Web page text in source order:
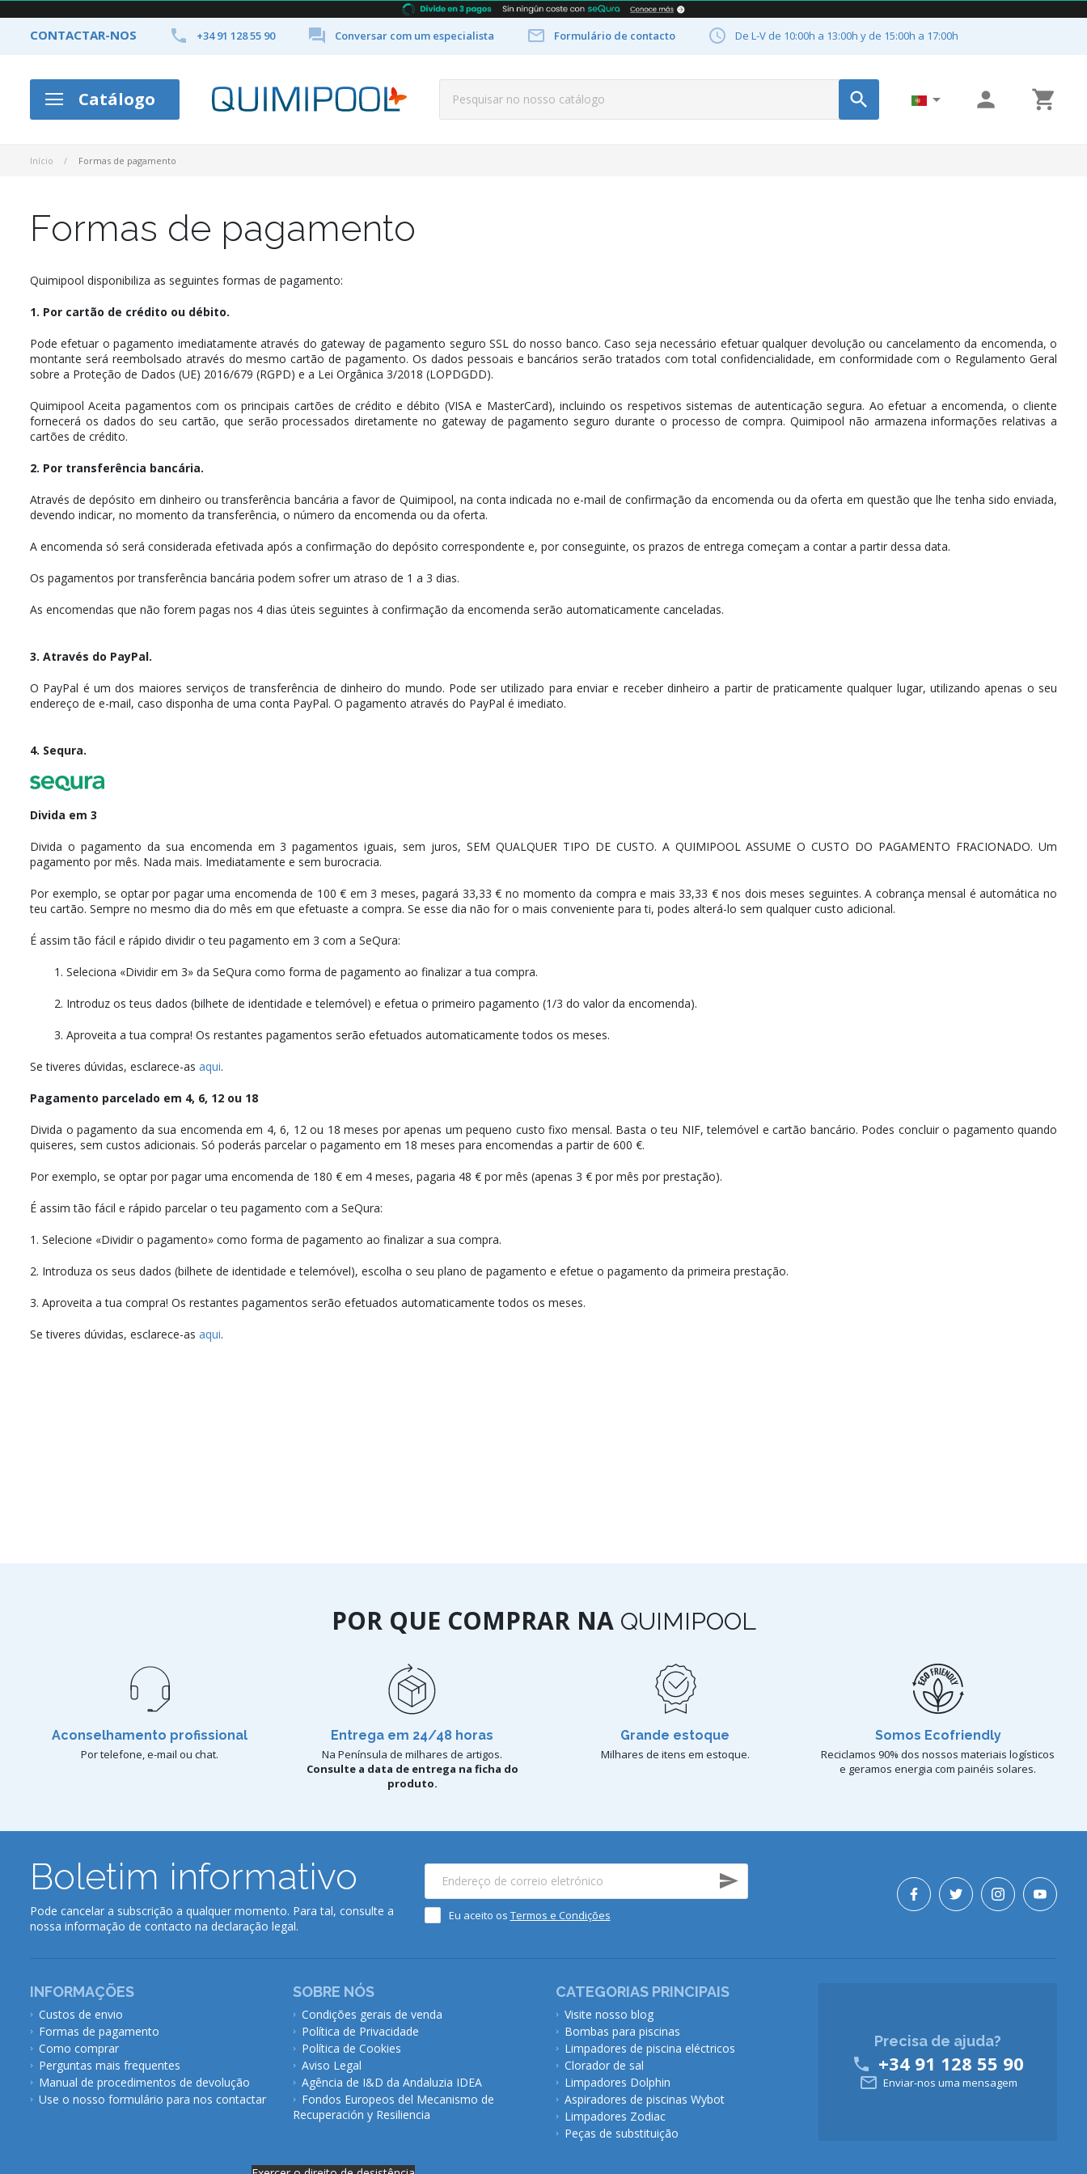
CONTACTAR-NOS  +34 91 128 55 90  Conversar com um especialista  Formulário de contacto  De L-V de 10:00h a 13:00h y de 15:00h a 17:00h
Catálogo    
Início Formas de pagamento
Formas de pagamento
Quimipool disponibiliza as seguintes formas de pagamento:
1. Por cartão de crédito ou débito.
Pode efetuar o pagamento imediatamente através do gateway de pagamento seguro SSL do nosso banco. Caso seja necessário efetuar qualquer devolução ou cancelamento da encomenda, o
montante será reembolsado através do mesmo cartão de pagamento. Os dados pessoais e bancários serão tratados com total confidencialidade, em conformidade com o Regulamento Geral
sobre a Proteção de Dados (UE) 2016/679 (RGPD) e a Lei Orgânica 3/2018 (LOPDGDD).
Quimipool Aceita pagamentos com os principais cartões de crédito e débito (VISA e MasterCard), incluindo os respetivos sistemas de autenticação segura. Ao efetuar a encomenda, o cliente
fornecerá os dados do seu cartão, que serão processados diretamente no gateway de pagamento seguro durante o processo de compra. Quimipool não armazena informações relativas a
cartões de crédito.
2. Por transferência bancária.
Através de depósito em dinheiro ou transferência bancária a favor de Quimipool, na conta indicada no e-mail de confirmação da encomenda ou da oferta em questão que lhe tenha sido enviada,
devendo indicar, no momento da transferência, o número da encomenda ou da oferta.
A encomenda só será considerada efetivada após a confirmação do depósito correspondente e, por conseguinte, os prazos de entrega começam a contar a partir dessa data.
Os pagamentos por transferência bancária podem sofrer um atraso de 1 a 3 dias.
As encomendas que não forem pagas nos 4 dias úteis seguintes à confirmação da encomenda serão automaticamente canceladas.
3. Através do PayPal.
O PayPal é um dos maiores serviços de transferência de dinheiro do mundo. Pode ser utilizado para enviar e receber dinheiro a partir de praticamente qualquer lugar, utilizando apenas o seu
endereço de e-mail, caso disponha de uma conta PayPal. O pagamento através do PayPal é imediato.
4. Sequra.
Divida em 3
Divida o pagamento da sua encomenda em 3 pagamentos iguais, sem juros, SEM QUALQUER TIPO DE CUSTO. A QUIMIPOOL ASSUME O CUSTO DO PAGAMENTO FRACIONADO. Um
pagamento por mês. Nada mais. Imediatamente e sem burocracia.
Por exemplo, se optar por pagar uma encomenda de 100 € em 3 meses, pagará 33,33 € no momento da compra e mais 33,33 € nos dois meses seguintes. A cobrança mensal é automática no
teu cartão. Sempre no mesmo dia do mês em que efetuaste a compra. Se esse dia não for o mais conveniente para ti, podes alterá-lo sem qualquer custo adicional.
É assim tão fácil e rápido dividir o teu pagamento em 3 com a SeQura:
1. Seleciona «Dividir em 3» da SeQura como forma de pagamento ao finalizar a tua compra.
2. Introduz os teus dados (bilhete de identidade e telemóvel) e efetua o primeiro pagamento (1/3 do valor da encomenda).
3. Aproveita a tua compra! Os restantes pagamentos serão efetuados automaticamente todos os meses.
Se tiveres dúvidas, esclarece-as aqui.
Pagamento parcelado em 4, 6, 12 ou 18
Divida o pagamento da sua encomenda em 4, 6, 12 ou 18 meses por apenas um pequeno custo fixo mensal. Basta o teu NIF, telemóvel e cartão bancário. Podes concluir o pagamento quando
quiseres, sem custos adicionais. Só poderás parcelar o pagamento em 18 meses para encomendas a partir de 600 €.
Por exemplo, se optar por pagar uma encomenda de 180 € em 4 meses, pagaria 48 € por mês (apenas 3 € por mês por prestação).
É assim tão fácil e rápido parcelar o teu pagamento com a SeQura:
1. Selecione «Dividir o pagamento» como forma de pagamento ao finalizar a sua compra.
2. Introduza os seus dados (bilhete de identidade e telemóvel), escolha o seu plano de pagamento e efetue o pagamento da primeira prestação.
3. Aproveita a tua compra! Os restantes pagamentos serão efetuados automaticamente todos os meses.
Se tiveres dúvidas, esclarece-as aqui.
POR QUE COMPRAR NAQUIMIPOOL
Aconselhamento profissional
Por telefone, e-mail ou chat.
Entrega em 24/48 horas
Na Península de milhares de artigos.
Consulte a data de entrega na ficha do
produto.
Grande estoque
Milhares de itens em estoque.
Somos Ecofriendly
Reciclamos 90% dos nossos materiais logísticos
e geramos energia com painéis solares.
Boletim informativo
Pode cancelar a subscrição a qualquer momento. Para tal, consulte a
nossa informação de contacto na declaração legal.
Eu aceito os Termos e Condições
INFORMAÇÕES
Custos de envio
Formas de pagamento
Como comprar
Perguntas mais frequentes
Manual de procedimentos de devolução
Use o nosso formulário para nos contactar
SOBRE NÓS
Condições gerais de venda
Política de Privacidade
Política de Cookies
Aviso Legal
Agência de I&D da Andaluzia IDEA
Fondos Europeos del Mecanismo de
Recuperación y Resiliencia
CATEGORIAS PRINCIPAIS
Visite nosso blog
Bombas para piscinas
Limpadores de piscina eléctricos
Clorador de sal
Limpadores Dolphin
Aspiradores de piscinas Wybot
Limpadores Zodiac
Peças de substituição
Precisa de ajuda?
 +34 91 128 55 90
 Enviar-nos uma mensagem